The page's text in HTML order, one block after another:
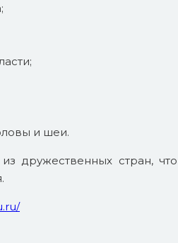
и шеи.
дружественных стран, что